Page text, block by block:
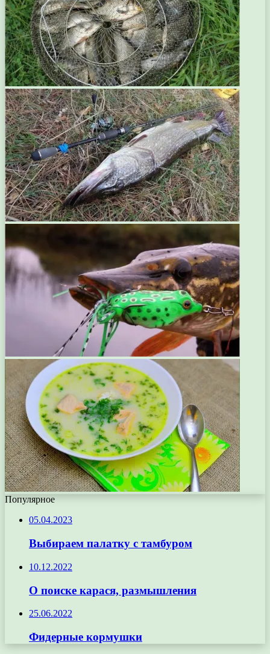
Популярное
05.04.2023
Выбираем палатку с тамбуром
10.12.2022
О поиске карася, размышления
25.06.2022
Фидерные кормушки